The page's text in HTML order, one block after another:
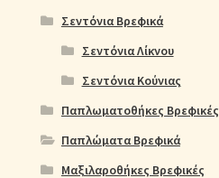
Σεντόνια Βρεφικά
Σεντόνια Λίκνου
Σεντόνια Κούνιας
Παπλωματοθήκες Βρεφικές
Παπλώματα Βρεφικά
Μαξιλαροθήκες Βρεφικές